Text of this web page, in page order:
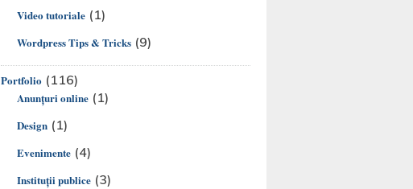
Video tutoriale (1)
Wordpress Tips & Tricks (9)
Portfolio (116)
Anunțuri online (1)
Design (1)
Evenimente (4)
Instituții publice (3)